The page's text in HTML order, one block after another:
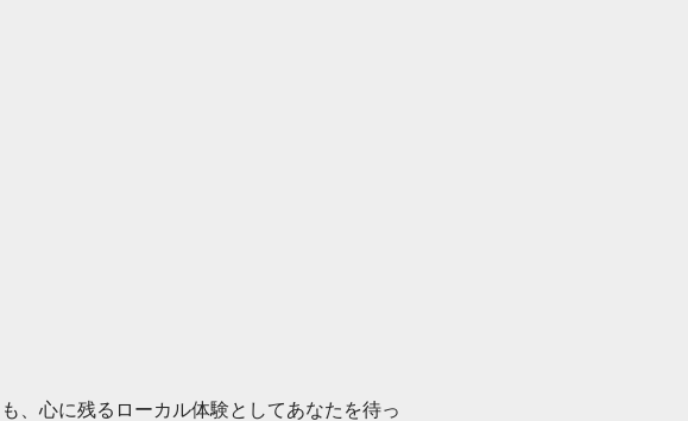
も、心に残るローカル体験としてあなたを待っ